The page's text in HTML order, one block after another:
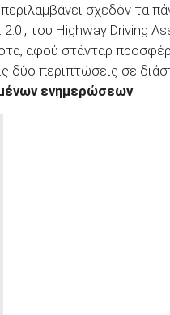
σχεδόν τα
του Highway Driving
αφού στάνταρ
δύο περιπτώσεις σε
ενημερώσεων.